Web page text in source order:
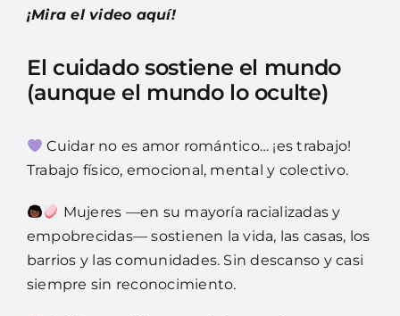
¡Mira el video aquí!
El cuidado sostiene el mundo
(aunque el mundo lo oculte)
Cuidar no es amor romántico… ¡es trabajo!
Trabajo físico, emocional, mental y colectivo.
Mujeres —en su mayoría racializadas y
empobrecidas— sostienen la vida, las casas, los
barrios y las comunidades. Sin descanso y casi
siempre sin reconocimiento.